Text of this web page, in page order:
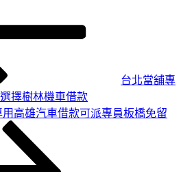
台北當舖專
擇樹林機車借款
高雄汽車借款可派專員板橋免留